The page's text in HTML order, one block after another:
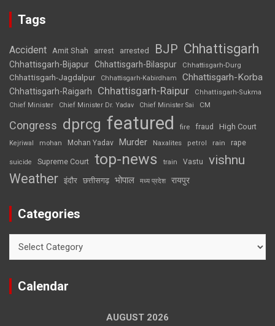
Tags
Accident Amit Shah arrest arrested BJP Chhattisgarh
Chhattisgarh-Bijapur Chhattisgarh-Bilaspur Chhattisgarh-Durg
Chhattisgarh-Jagdalpur Chhattisgarh-Kabirdham Chhattisgarh-Korba
Chhattisgarh-Raigarh Chhattisgarh-Raipur
Chhattisgarh-Sukma
Chief Minister
Chief Minister Dr. Yadav Chief Minister Sai CM
Congress dprcg featured fire fraud High Court
Kejriwal mohan Mohan Yadav Murder Naxalites petrol rain rape
suicide Supreme Court top-news train Vastu vishnu
Weather इंदौर छत्तीसगढ़ भोपाल मध्य प्रदेश रायपुर
Categories
Calendar
AUGUST 2026